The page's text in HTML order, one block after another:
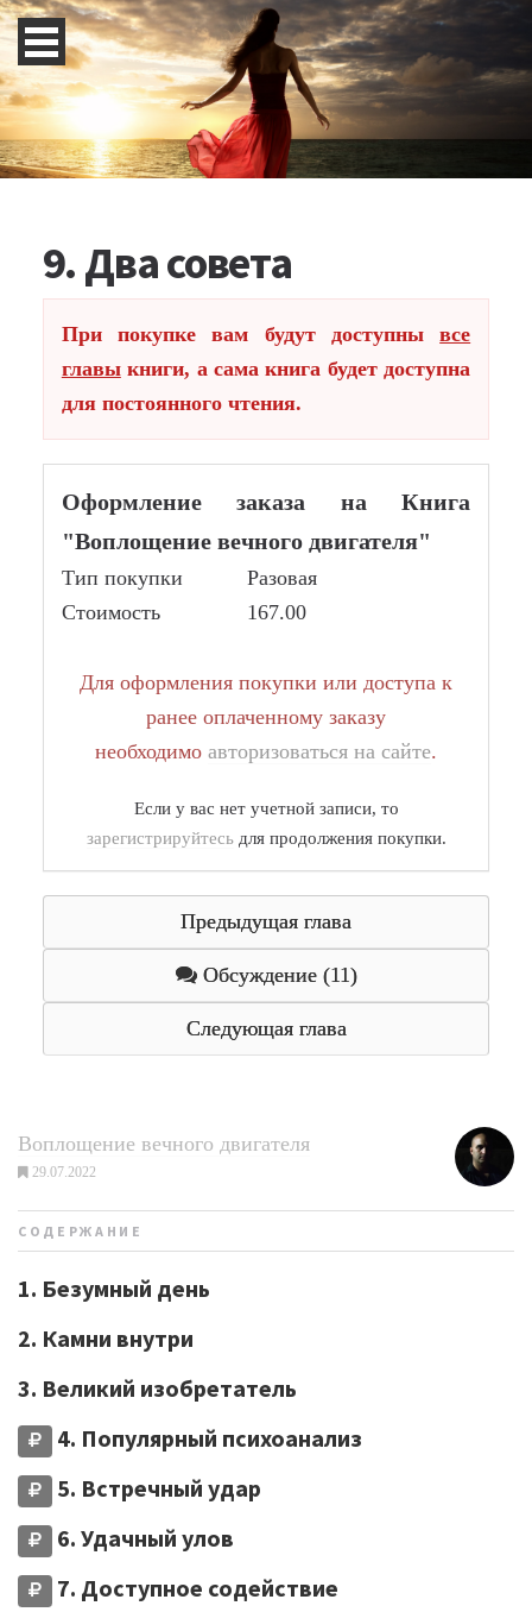
9. Два совета
При покупке вам будут доступнывсе
главыкниги, а сама книга будет доступна
для постоянного чтения.
Оформление заказа на Книга
"Воплощение вечного двигателя"
Тип покупки
Разовая
Стоимость
167.00
Для оформления покупки или доступа к
ранее оплаченному заказу
необходимо авторизоваться на сайте.
Если у вас нет учетной записи, то
зарегистрируйтесьдля продолжения покупки.
Предыдущая глава
Обсуждение (11)
Следующая глава
Воплощение вечного двигателя
29.07.2022
СОДЕРЖАНИЕ
1. Безумный день
2. Камни внутри
3. Великий изобретатель
4. Популярный психоанализ
5. Встречный удар
6. Удачный улов
7. Доступное содействие